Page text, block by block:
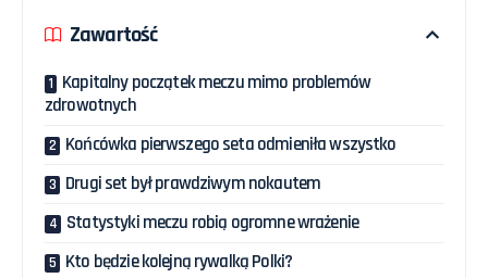
Zawartość
Kapitalny początek meczu mimo problemów
zdrowotnych
Końcówka pierwszego seta odmieniła wszystko
Drugi set był prawdziwym nokautem
Statystyki meczu robią ogromne wrażenie
Kto będzie kolejną rywalką Polki?